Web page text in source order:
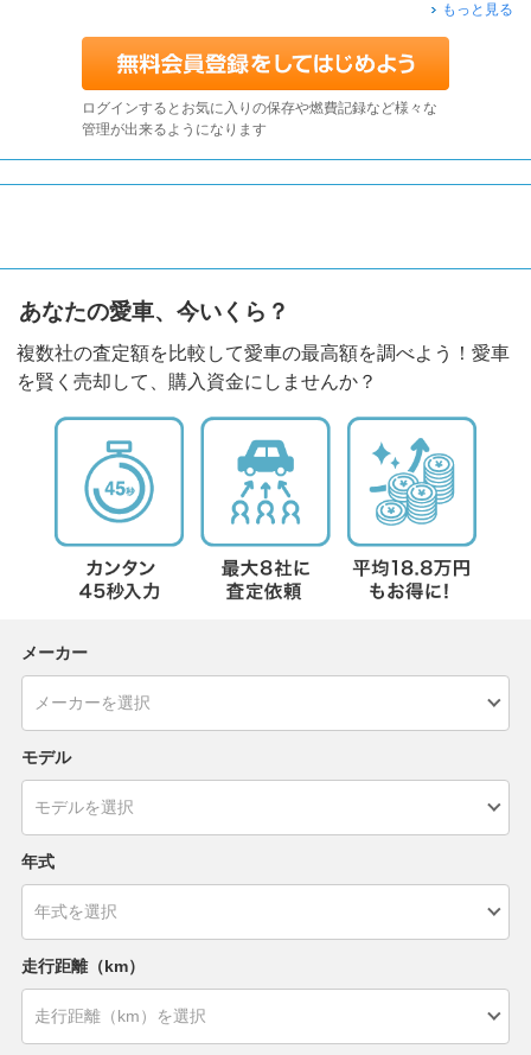
もっと見る
ログインするとお気に入りの保存や燃費記録など様々な
管理が出来るようになります
あなたの愛車、今いくら？
複数社の査定額を比較して愛車の最高額を調べよう！愛車
を賢く売却して、購入資金にしませんか？
メーカー
モデル
年式
走行距離（km）